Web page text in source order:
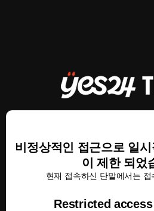
비정상적인 접근으로 일
이 제한 되었
현재 접속하신 단말에서는 접
Restricted